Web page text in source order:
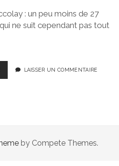
: un peu moins de 27
ne suit cependant pas tout
BAUGY
LAISSER UN COMMENTAIRE
by Compete Themes.